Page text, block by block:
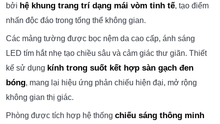
🏠 MÔ TẢ THIẾT KẾ CHÍNH: